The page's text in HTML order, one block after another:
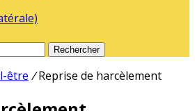
Rechercher
être / Reprise de harcèlement